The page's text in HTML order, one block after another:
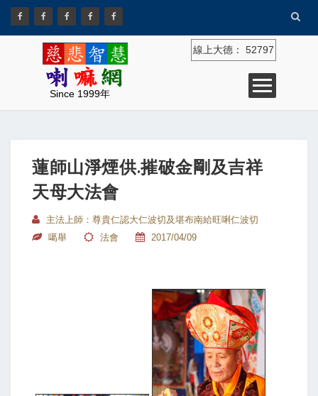
Since 1999年
線上大德： 52797
蓮師山淨煙供.摧破金剛及吉祥
天母大法會
主法上師：尊貴仁認大仁波切及堪布南給旺唎仁波切
噶舉
法會 2017/04/09